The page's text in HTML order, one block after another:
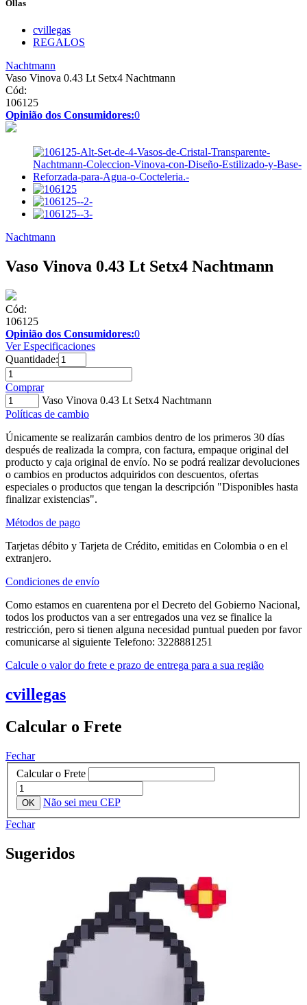
Ollas
cvillegas
REGALOS
Nachtmann
Vaso Vinova 0.43 Lt Setx4 Nachtmann
Cód:
106125
Opinião dos Consumidores:0
Nachtmann
Vaso Vinova 0.43 Lt Setx4 Nachtmann
Cód:
106125
Opinião dos Consumidores:0
Ver Especificaciones
Quantidade:
Comprar
Vaso Vinova 0.43 Lt Setx4 Nachtmann
Políticas de cambio
Únicamente se realizarán cambios dentro de los primeros 30 días
después de realizada la compra, con factura, empaque original del
producto y caja original de envío. No se podrá realizar devoluciones
o cambios en productos adquiridos con descuentos, ofertas
especiales o productos que tengan la descripción "Disponibles hasta
finalizar existencias".
Métodos de pago
Tarjetas débito y Tarjeta de Crédito, emitidas en Colombia o en el
extranjero.
Condiciones de envío
Como estamos en cuarentena por el Decreto del Gobierno Nacional,
todos los productos van a ser entregados una vez se finalice la
restricción, pero si tienen alguna necesidad puntual pueden por favor
comunicarse al siguiente Telefono: 3228881251
Calcule o valor do frete e prazo de entrega para a sua região
cvillegas
Calcular o Frete
Fechar
Calcular o Frete
Não sei meu CEP
Fechar
Sugeridos